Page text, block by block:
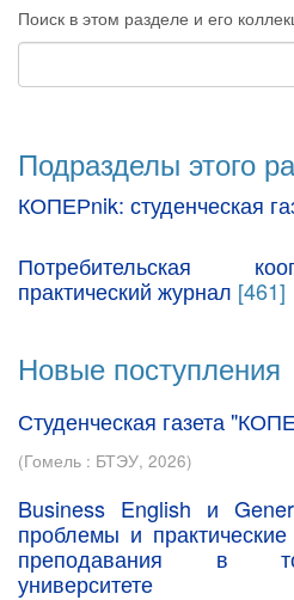
Поиск в этом разделе и его
Подразделы этого
КОПЕРnik: студенческая
Потребительская
практический журнал [461]
Новые поступления
Студенческая газета
(Гомель : БТЭУ, 2026)
Business English и
проблемы и
преподавания в
университете